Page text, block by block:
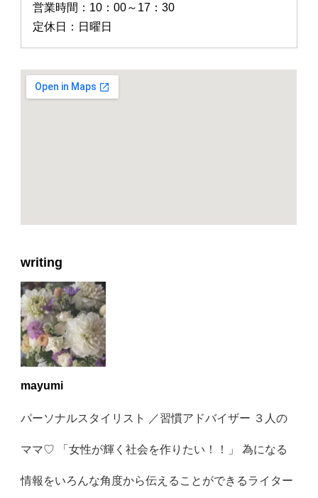
営業時間：10：00～17：30
定休日：日曜日
writing
mayumi
パーソナルスタイリスト ／習慣アドバイザー ３人の
ママ♡ 「女性が輝く社会を作りたい！！」 為になる
情報をいろんな角度から伝えることができるライター